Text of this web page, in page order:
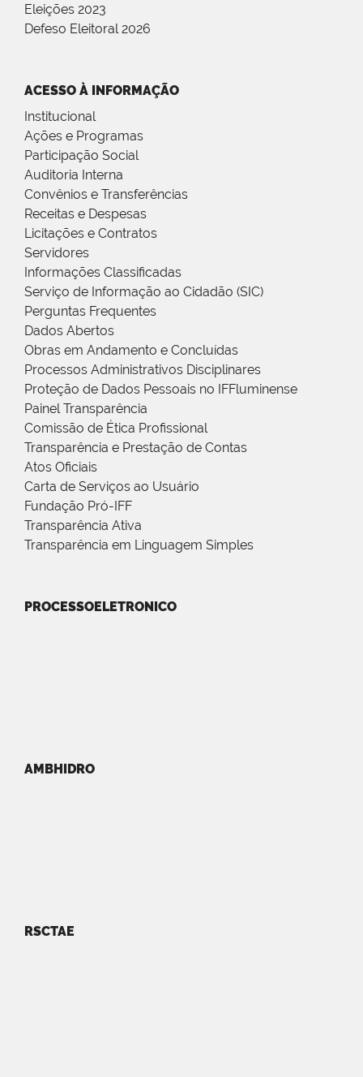
Eleições 2023
Defeso Eleitoral 2026
ACESSO À INFORMAÇÃO
Institucional
Ações e Programas
Participação Social
Auditoria Interna
Convênios e Transferências
Receitas e Despesas
Licitações e Contratos
Servidores
Informações Classificadas
Serviço de Informação ao Cidadão (SIC)
Perguntas Frequentes
Dados Abertos
Obras em Andamento e Concluídas
Processos Administrativos Disciplinares
Proteção de Dados Pessoais no IFFluminense
Painel Transparência
Comissão de Ética Profissional
Transparência e Prestação de Contas
Atos Oficiais
Carta de Serviços ao Usuário
Fundação Pró-IFF
Transparência Ativa
Transparência em Linguagem Simples
PROCESSOELETRONICO
AMBHIDRO
RSCTAE